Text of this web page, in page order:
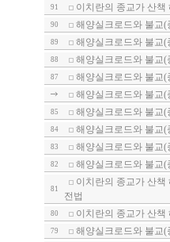
91 이치란의 종교가 산
90 해양실크로드와 불교
89 해양실크로드와 불교
88 해양실크로드와 불교
87
해양실크로드와 불교
해양실크로드와 불교
85 해양실크로드와 불교
84 해양실크로드와 불교
83 해양실크로드와 불교
82 해양실크로드와 불교
81
이치란의 종교가 산
전법
80 이치란의 종교가 산
79 해양실크로드와 불교